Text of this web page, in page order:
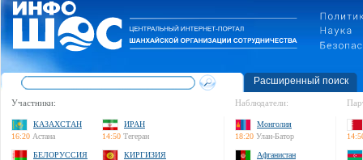
Расширенный поиск
Участники:
КАЗАХСТАН
16:20 Астана
ИРАН
14:50 Тегеран
БЕЛОРУССИЯ
КИРГИЗИЯ
Наблюдатели:
Монголия
18:20 Улан-Батор
Афганистан